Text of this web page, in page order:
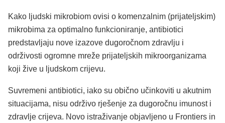
Kako ljudski mikrobiom ovisi o komenzalnim (prijateljskim)
mikrobima za optimalno funkcioniranje, antibiotici
predstavljaju nove izazove dugoročnom zdravlju i
održivosti ogromne mreže prijateljskih mikroorganizama
koji žive u ljudskom crijevu.
Suvremeni antibiotici, iako su obično učinkoviti u akutnim
situacijama, nisu održivo rješenje za dugoročnu imunost i
zdravlje crijeva. Novo istraživanje objavljeno u Frontiers in